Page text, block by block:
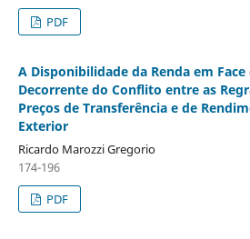
PDF
A Disponibilidade da Renda em
Decorrente do Conflito entre as
Preços de Transferência e de
Exterior
Ricardo Marozzi Gregorio
174-196
PDF